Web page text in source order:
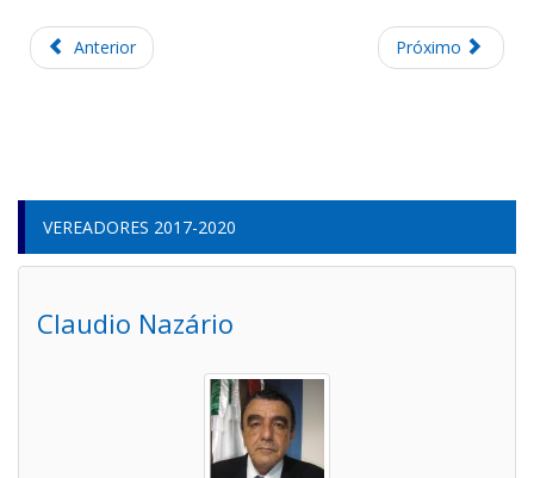
Anterior Próximo
VEREADORES 2017-2020
Claudio Nazário